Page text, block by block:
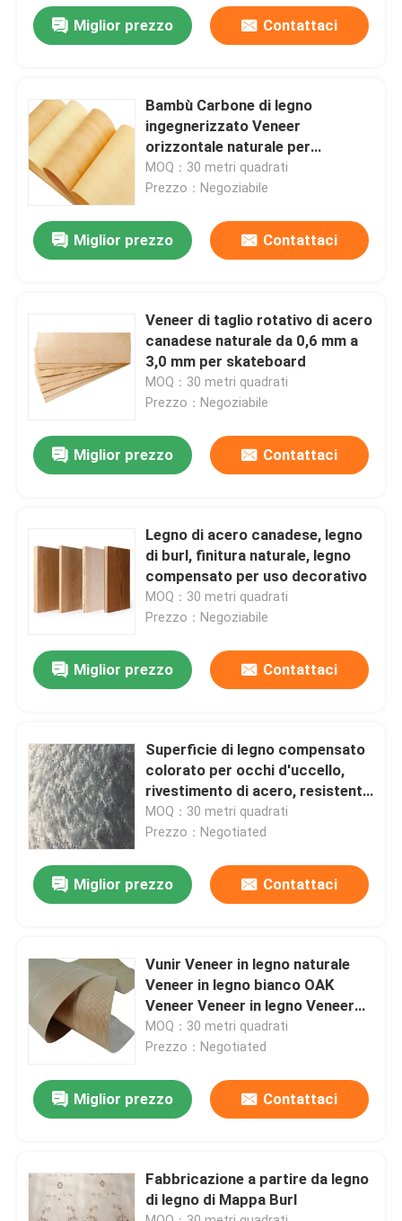
Prodotti
Circa noi
Giro della fabbrica
Contatto Stati Uniti
Richieda una citazione
Impiallacciatura di legno naturale
Furniture per pavimenti in legno
Miglior prezzo Contattaci
Bambù Carbone di legno
ingegnerizzato Veneer
orizzontale naturale per
skateboard
MOQ：30 metri quadrati
Prezzo：Negoziabile
Miglior prezzo Contattaci
Veneer di taglio rotativo di acero
canadese naturale da 0,6 mm a
3,0 mm per skateboard
MOQ：30 metri quadrati
Prezzo：Negoziabile
Miglior prezzo Contattaci
Legno di acero canadese, legno
di burl, finitura naturale, legno
compensato per uso decorativo
MOQ：30 metri quadrati
Prezzo：Negoziabile
Miglior prezzo Contattaci
Superficie di legno compensato
colorato per occhi d'uccello,
rivestimento di acero, resistente
all'umidità
MOQ：30 metri quadrati
Prezzo：Negotiated
Miglior prezzo Contattaci
Vunir Veneer in legno naturale
Veneer in legno bianco OAK
Veneer Veneer in legno Veneer
per mobili in legno compensato
Esemplare gratuito
MOQ：30 metri quadrati
Prezzo：Negotiated
Miglior prezzo Contattaci
Fabbricazione a partire da legno
di legno di Mappa Burl